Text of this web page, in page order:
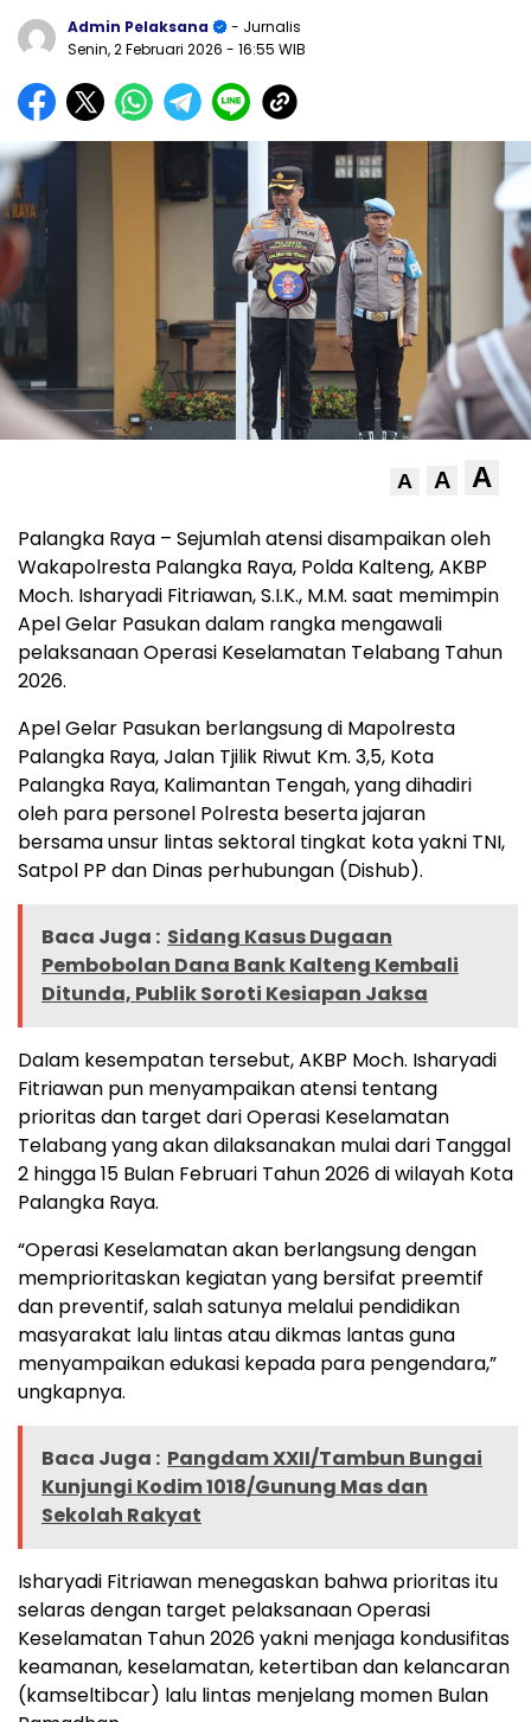
Admin Pelaksana
- Jurnalis
Senin, 2 Februari 2026 - 16:55 WIB
A A A
Palangka Raya – Sejumlah atensi disampaikan oleh
Wakapolresta Palangka Raya, Polda Kalteng, AKBP
Moch. Isharyadi Fitriawan, S.I.K., M.M. saat memimpin
Apel Gelar Pasukan dalam rangka mengawali
pelaksanaan Operasi Keselamatan Telabang Tahun
2026.
Apel Gelar Pasukan berlangsung di Mapolresta
Palangka Raya, Jalan Tjilik Riwut Km. 3,5, Kota
Palangka Raya, Kalimantan Tengah, yang dihadiri
oleh para personel Polresta beserta jajaran
bersama unsur lintas sektoral tingkat kota yakni TNI,
Satpol PP dan Dinas perhubungan (Dishub).
Baca Juga : Sidang Kasus Dugaan
Pembobolan Dana Bank Kalteng Kembali
Ditunda, Publik Soroti Kesiapan Jaksa
Dalam kesempatan tersebut, AKBP Moch. Isharyadi
Fitriawan pun menyampaikan atensi tentang
prioritas dan target dari Operasi Keselamatan
Telabang yang akan dilaksanakan mulai dari Tanggal
2 hingga 15 Bulan Februari Tahun 2026 di wilayah Kota
Palangka Raya.
“Operasi Keselamatan akan berlangsung dengan
memprioritaskan kegiatan yang bersifat preemtif
dan preventif, salah satunya melalui pendidikan
masyarakat lalu lintas atau dikmas lantas guna
menyampaikan edukasi kepada para pengendara,”
ungkapnya.
Baca Juga : Pangdam XXII/Tambun Bungai
Kunjungi Kodim 1018/Gunung Mas dan
Sekolah Rakyat
Isharyadi Fitriawan menegaskan bahwa prioritas itu
selaras dengan target pelaksanaan Operasi
Keselamatan Tahun 2026 yakni menjaga kondusifitas
keamanan, keselamatan, ketertiban dan kelancaran
(kamseltibcar) lalu lintas menjelang momen Bulan